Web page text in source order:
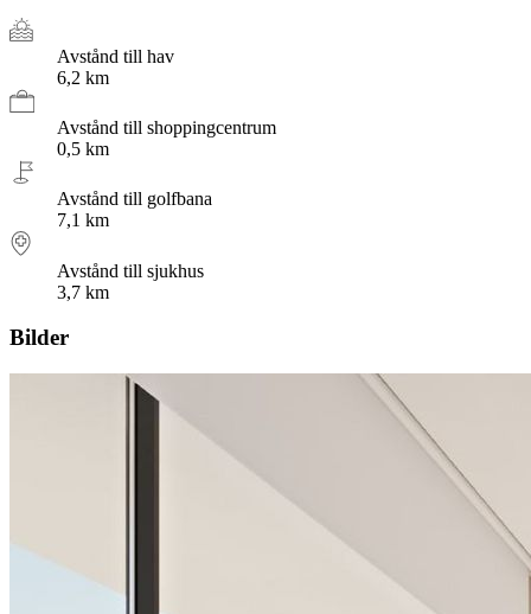
Avstånd till hav
6,2 km
Avstånd till shoppingcentrum
0,5 km
Avstånd till golfbana
7,1 km
Avstånd till sjukhus
3,7 km
Bilder